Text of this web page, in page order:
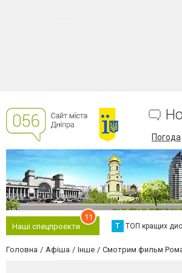
Погода
Наші спецпроєкти
11
Т ТОП кращих
Головна Афіша Інше Смотрим фильм